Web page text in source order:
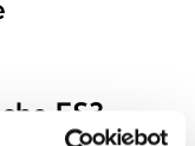
ES3-